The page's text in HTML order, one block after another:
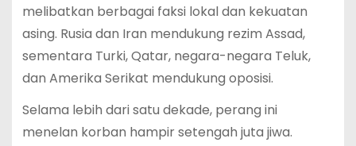
melibatkan berbagai faksi lokal dan kekuatan
asing. Rusia dan Iran mendukung rezim Assad,
sementara Turki, Qatar, negara-negara Teluk,
dan Amerika Serikat mendukung oposisi.
Selama lebih dari satu dekade, perang ini
menelan korban hampir setengah juta jiwa.